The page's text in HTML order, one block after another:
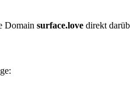
Domain surface.love direkt